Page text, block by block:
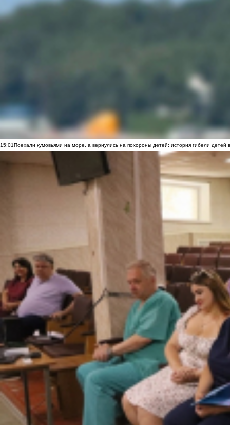
15:01Поехали кумовьями на море, а вернулись на похороны детей: история гибели детей